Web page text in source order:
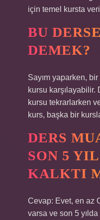
için temel kursta
BU
DEMEK?
Sayım yaparken,
kursu
kursu tekrarlarken
kurs, başka bir
DERS
SON 5
KALKTI
Cevap: Evet, en az
varsa ve son 5 yılda